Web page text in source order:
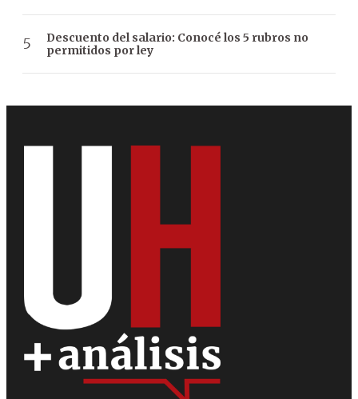
Descuento del salario: Conocé los 5 rubros no
permitidos por ley